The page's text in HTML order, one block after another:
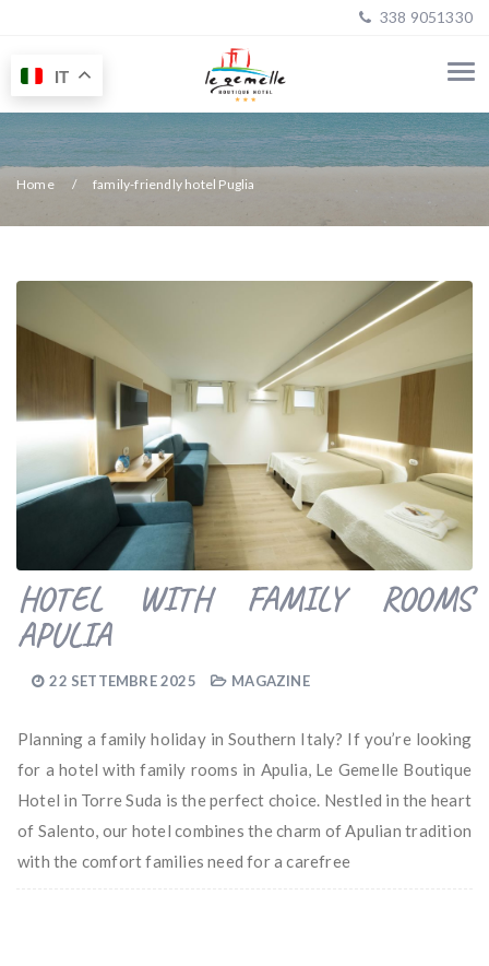
338 9051330
Home family-friendly hotel Puglia
HOTEL WITH FAMILY ROOMS
APULIA
22 SETTEMBRE 2025 MAGAZINE
Planning a family holiday in Southern Italy? If you’re looking
for a hotel with family rooms in Apulia, Le Gemelle Boutique
Hotel in Torre Suda is the perfect choice. Nestled in the heart
of Salento, our hotel combines the charm of Apulian tradition
with the comfort families need for a carefree
IT